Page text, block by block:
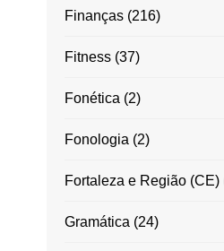
Finanças(216)
Fitness(37)
Fonética (2)
Fonologia (2)
Fortaleza e Região (CE)
Gramática (24)